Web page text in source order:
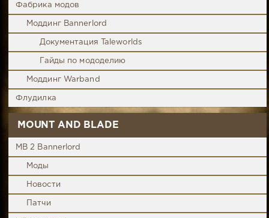
Фабрика модов
Моддинг Bannerlord
Документация Taleworlds
Гайды по мододелию
Моддинг Warband
Флудилка
MOUNT AND BLADE
MB 2 Bannerlord
Моды
Новости
Патчи